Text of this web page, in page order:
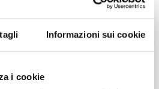
Informazioni sui cookie
i cookie
maggiori